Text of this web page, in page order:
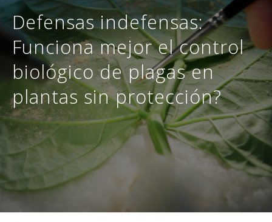
FORMACIÓN/SEMINARIOS
EMPLEO
COMUNICACIÓN
CONTACTO
Defensas indefensas:
Funciona mejor el control
biológico de plagas en
plantas sin protección?